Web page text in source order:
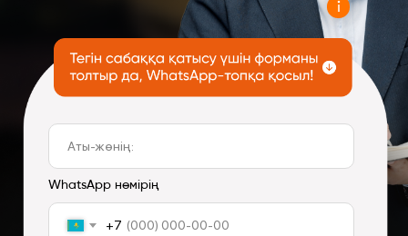
WhatsApp нөмірің
+7